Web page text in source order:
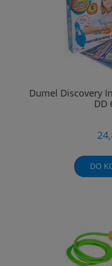
Dumel Discovery
DD
DO